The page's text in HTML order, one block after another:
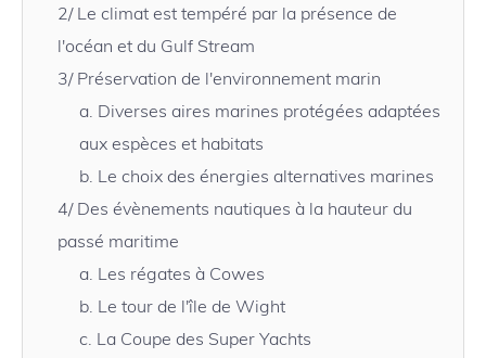
2/ Le climat est tempéré par la présence de
l'océan et du Gulf Stream
3/ Préservation de l'environnement marin
a. Diverses aires marines protégées adaptées
aux espèces et habitats
b. Le choix des énergies alternatives marines
4/ Des évènements nautiques à la hauteur du
passé maritime
a. Les régates à Cowes
b. Le tour de l'île de Wight
c. La Coupe des Super Yachts